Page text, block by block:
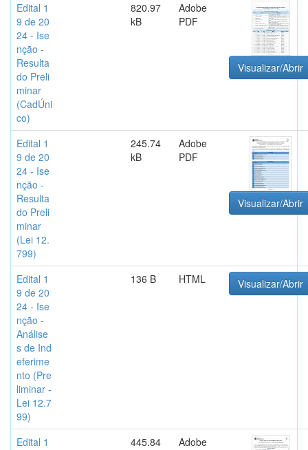
Edital 1
9 de 20
24 - Ise
nção -
Resulta
do Preli
minar
(CadÚni
co)
820.97
kB
Adobe
PDF
Visualizar/Abrir
Edital 1
9 de 20
24 - Ise
nção -
Resulta
do Preli
minar
(Lei 12.
799)
245.74
kB
Adobe
PDF
Visualizar/Abrir
Edital 1
9 de 20
24 - Ise
nção -
Análise
s de Ind
eferime
nto (Pre
liminar -
Lei 12.7
99)
136 B HTML Visualizar/Abrir
Edital 1
445.84
Adobe